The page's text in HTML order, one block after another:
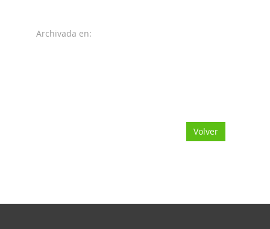
Archivada en:
Volver